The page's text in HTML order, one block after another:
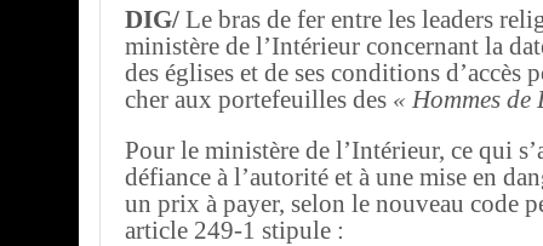
DIG/ Le bras de fer entre les leaders
ministère de l’Intérieur concernant la
des églises et de ses conditions d’accès
cher aux portefeuilles des « Hommes de
Pour le ministère de l’Intérieur, ce qui
défiance à l’autorité et à une mise en
un prix à payer, selon le nouveau code
article 249-1 stipule :